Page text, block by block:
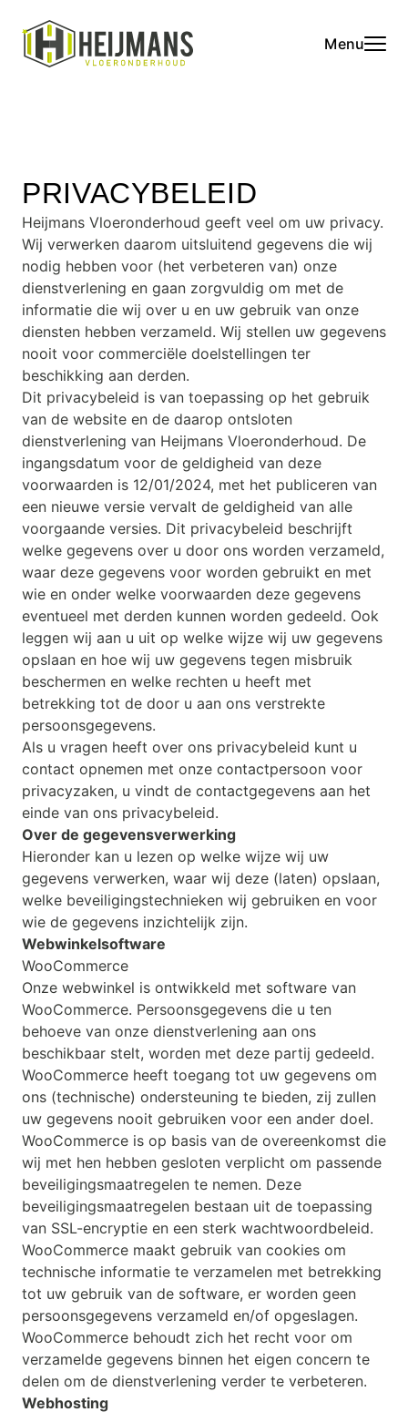
Menu
PRIVACYBELEID
Heijmans Vloeronderhoud geeft veel om uw privacy.
Wij verwerken daarom uitsluitend gegevens die wij
nodig hebben voor (het verbeteren van) onze
dienstverlening en gaan zorgvuldig om met de
informatie die wij over u en uw gebruik van onze
diensten hebben verzameld. Wij stellen uw gegevens
nooit voor commerciële doelstellingen ter
beschikking aan derden.
Dit privacybeleid is van toepassing op het gebruik
van de website en de daarop ontsloten
dienstverlening van Heijmans Vloeronderhoud. De
ingangsdatum voor de geldigheid van deze
voorwaarden is 12/01/2024, met het publiceren van
een nieuwe versie vervalt de geldigheid van alle
voorgaande versies. Dit privacybeleid beschrijft
welke gegevens over u door ons worden verzameld,
waar deze gegevens voor worden gebruikt en met
wie en onder welke voorwaarden deze gegevens
eventueel met derden kunnen worden gedeeld. Ook
leggen wij aan u uit op welke wijze wij uw gegevens
opslaan en hoe wij uw gegevens tegen misbruik
beschermen en welke rechten u heeft met
betrekking tot de door u aan ons verstrekte
persoonsgegevens.
Als u vragen heeft over ons privacybeleid kunt u
contact opnemen met onze contactpersoon voor
privacyzaken, u vindt de contactgegevens aan het
einde van ons privacybeleid.
Over de gegevensverwerking
Hieronder kan u lezen op welke wijze wij uw
gegevens verwerken, waar wij deze (laten) opslaan,
welke beveiligingstechnieken wij gebruiken en voor
wie de gegevens inzichtelijk zijn.
Webwinkelsoftware
WooCommerce
Onze webwinkel is ontwikkeld met software van
WooCommerce. Persoonsgegevens die u ten
behoeve van onze dienstverlening aan ons
beschikbaar stelt, worden met deze partij gedeeld.
WooCommerce heeft toegang tot uw gegevens om
ons (technische) ondersteuning te bieden, zij zullen
uw gegevens nooit gebruiken voor een ander doel.
WooCommerce is op basis van de overeenkomst die
wij met hen hebben gesloten verplicht om passende
beveiligingsmaatregelen te nemen. Deze
beveiligingsmaatregelen bestaan uit de toepassing
van SSL-encryptie en een sterk wachtwoordbeleid.
WooCommerce maakt gebruik van cookies om
technische informatie te verzamelen met betrekking
tot uw gebruik van de software, er worden geen
persoonsgegevens verzameld en/of opgeslagen.
WooCommerce behoudt zich het recht voor om
verzamelde gegevens binnen het eigen concern te
delen om de dienstverlening verder te verbeteren.
Webhosting